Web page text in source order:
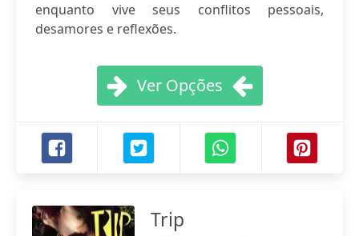
enquanto vive seus conflitos pessoais,
desamores e reflexões.
Ver Opções
Trip